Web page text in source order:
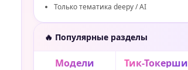
Только тематика deepy / AI
🔥 Популярные разделы
Модели Тик-Токерши